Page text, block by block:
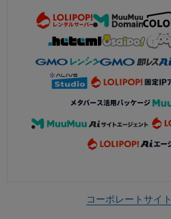
コーポレートサイト